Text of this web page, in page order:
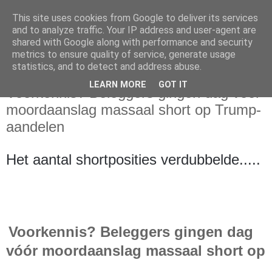
donderdag 18 juli 2024
Voorkennis? Beleggers gingen dag vóór
moordaanslag massaal short op Trump-
aandelen
Het aantal shortposities verdubbelde.....
Voorkennis? Beleggers gingen dag
vóór moordaanslag massaal short op
This site uses cookies from Google to deliver its services
and to analyze traffic. Your IP address and user-agent are
shared with Google along with performance and security
metrics to ensure quality of service, generate usage
statistics, and to detect and address abuse.
LEARN MORE GOT IT